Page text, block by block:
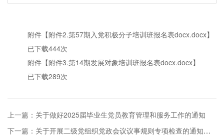
附件【附件2.第57期入党积极分子培训班报名表docx.docx】
已下载444次
附件【附件3.第14期发展对象培训班报名表docx.docx】
已下载289次
上一篇：关于做好2025届毕业生党员教育管理和服务工作的通知
下一篇：关于开展二级党组织党政会议议事规则专项检查的通知（陕师院组函〔2024〕41号）